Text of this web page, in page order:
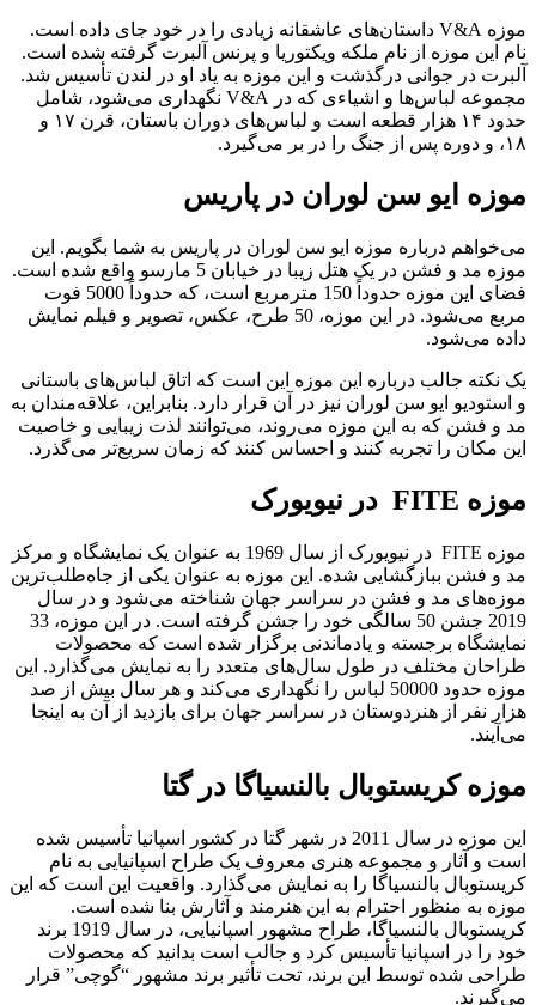
موزه V&A داستان‌های عاشقانه زیادی را در خود جای داده است.
نام این موزه از نام ملکه ویکتوریا و پرنس آلبرت گرفته شده است.
آلبرت در جوانی درگذشت و این موزه به یاد او در لندن تأسیس شد.
مجموعه لباس‌ها و اشیاءی که در V&A نگهداری می‌شود، شامل
حدود ۱۴ هزار قطعه است و لباس‌های دوران باستان، قرن ۱۷ و
۱۸، و دوره پس از جنگ را در بر می‌گیرد.
موزه ایو سن لوران در پاریس
می‌خواهم درباره موزه ایو سن لوران در پاریس به شما بگویم. این
موزه مد و فشن در یک هتل زیبا در خیابان 5 مارسو واقع شده است.
فضای این موزه حدوداً 150 مترمربع است، که حدوداً 5000 فوت
مربع می‌شود. در این موزه، 50 طرح، عکس، تصویر و فیلم نمایش
داده می‌شود.
یک نکته جالب درباره این موزه این است که اتاق لباس‌های باستانی
و استودیو ایو سن لوران نیز در آن قرار دارد. بنابراین، علاقه‌مندان به
مد و فشن که به این موزه می‌روند، می‌توانند لذت زیبایی و خاصیت
این مکان را تجربه کنند و احساس کنند که زمان سریع‌تر می‌گذرد.
موزه FITE در نیویورک
موزه FITE در نیویورک از سال 1969 به عنوان یک نمایشگاه و مرکز
مد و فشن ببازگشایی شده. این موزه به عنوان یکی از جاه‌طلب‌ترین
موزه‌های مد و فشن در سراسر جهان شناخته می‌شود و در سال
2019 جشن 50 سالگی خود را جشن گرفته است. در این موزه، 33
نمایشگاه برجسته و یادماندنی برگزار شده است که محصولات
طراحان مختلف در طول سال‌های متعدد را به نمایش می‌گذارد. این
موزه حدود 50000 لباس را نگهداری می‌کند و هر سال بیش از صد
هزار نفر از هنردوستان در سراسر جهان برای بازدید از آن به اینجا
می‌آیند.
موزه کریستوبال بالنسیاگا در گتا
این موزه در سال 2011 در شهر گتا در کشور اسپانیا تأسیس شده
است و آثار و مجموعه هنری معروف یک طراح اسپانیایی به نام
کریستوبال بالنسیاگا را به نمایش می‌گذارد. واقعیت این است که این
موزه به منظور احترام به این هنرمند و آثارش بنا شده است.
کریستوبال بالنسیاگا، طراح مشهور اسپانیایی، در سال 1919 برند
خود را در اسپانیا تأسیس کرد و جالب است بدانید که محصولات
طراحی شده توسط این برند، تحت تأثیر برند مشهور “گوچی” قرار
می‌گیرند.